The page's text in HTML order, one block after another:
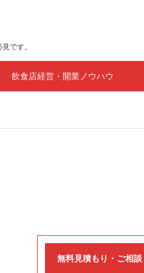
です。
飲食店経営・開業ノウハウ
無料見積もり・ご相談